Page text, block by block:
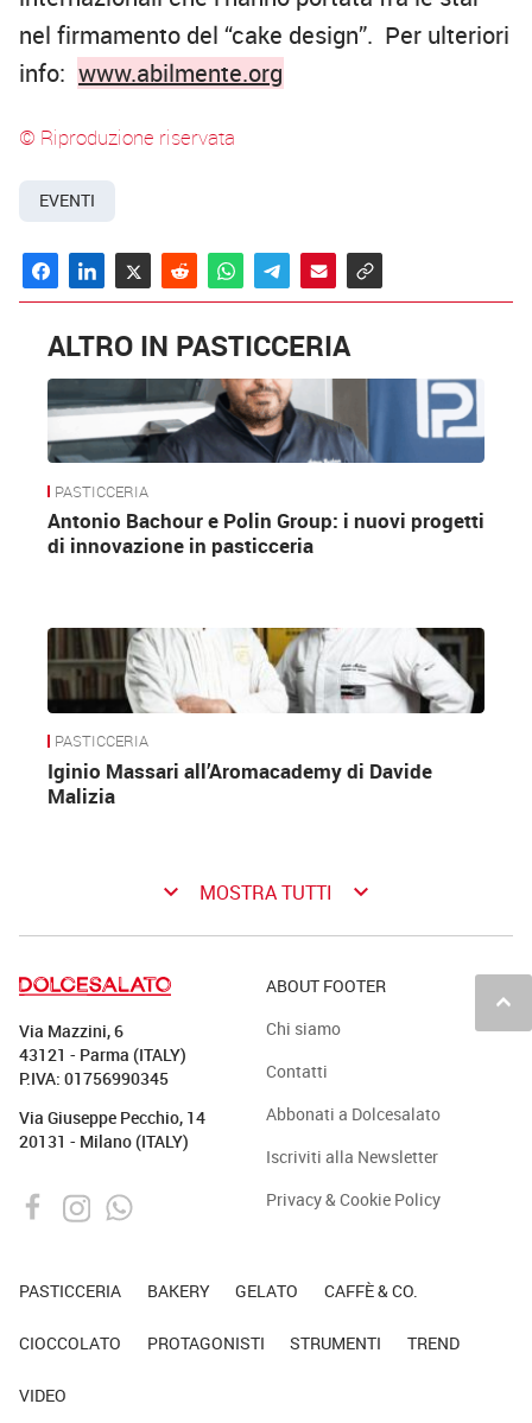
nel firmamento del “cake design”. Per ulteriori
info: www.abilmente.org
© Riproduzione riservata
EVENTI
ALTRO IN PASTICCERIA
PASTICCERIA
Antonio Bachour e Polin Group: i nuovi progetti
di innovazione in pasticceria
PASTICCERIA
Iginio Massari all’Aromacademy di Davide
Malizia
keyboard_arrow_down MOSTRA TUTTI keyboard_arrow_down
keyboard_arrow_up
Via Mazzini, 6
43121 - Parma (ITALY)
P.IVA: 01756990345
Via Giuseppe Pecchio, 14
20131 - Milano (ITALY)
ABOUT FOOTER
Chi siamo
Contatti
Abbonati a Dolcesalato
Iscriviti alla Newsletter
Privacy & Cookie Policy
PASTICCERIA BAKERY GELATO CAFFÈ & CO.
CIOCCOLATO PROTAGONISTI STRUMENTI TREND
VIDEO